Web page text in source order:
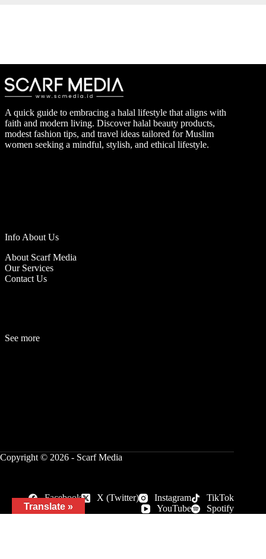
A quick guide to embracing a halal lifestyle that aligns with
faith and modern living. Discover halal beauty products,
modest fashion tips, and travel ideas tailored for Muslim
women seeking a mindful, stylish, and ethical lifestyle.
Info About Us
About Scarf Media
Our Services
Contact Us
See more
Copyright © 2026 - Scarf Media
Facebook X (Twitter) Instagram
TikTok
YouTube
Spotify
Translate »